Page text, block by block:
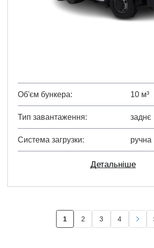
Об'єм бункера 10 м³
Тип завантаження заднє
Система загрузки ручна
Детальніше
Поточна
сторінка
1 Page
2 Page
3 Page
4